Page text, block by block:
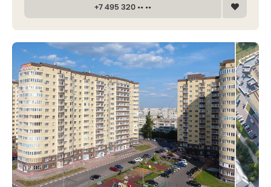
+7 495 320 •• ••